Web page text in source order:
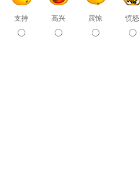
支持 高兴 震惊 愤怒